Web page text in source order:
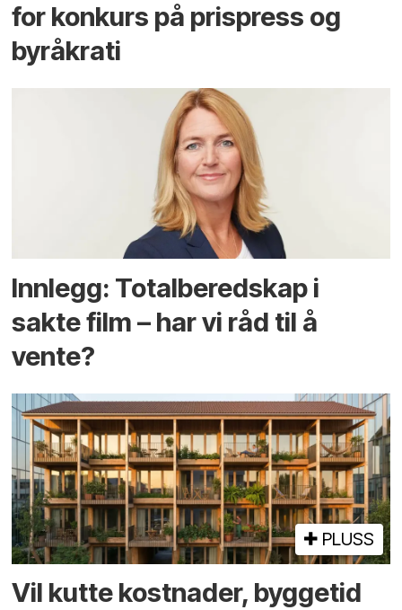
for konkurs på prispress og
byråkrati
Innlegg: Totalberedskap i
sakte film – har vi råd til å
vente?
PLUSS
Vil kutte kostnader, byggetid